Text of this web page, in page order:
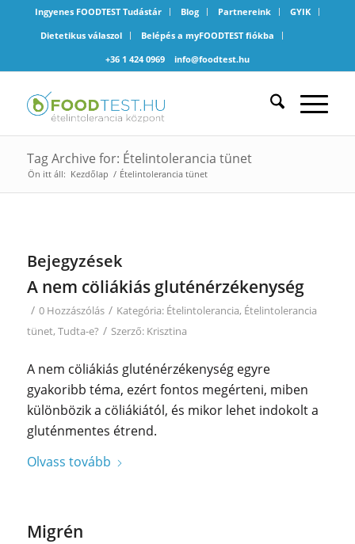
Ingyenes FOODTEST Tudástár Blog Partnereink
GYIK
Dietetikus válaszol
Belépés a myFOODTEST fiókba
+36 1 424 0969
info@foodtest.hu
Tag Archive for: Ételintolerancia tünet
Ön itt áll: Kezdőlap / Ételintolerancia tünet
Bejegyzések
A nem cöliákiás gluténérzékenység
/ 0 Hozzászólás / Kategória: Ételintolerancia, Ételintolerancia
tünet, Tudta-e? / Szerző: Krisztina
A nem cöliákiás gluténérzékenység egyre
gyakoribb téma, ezért fontos megérteni, miben
különbözik a cöliákiától, és mikor lehet indokolt a
gluténmentes étrend.
Olvass tovább
Migrén